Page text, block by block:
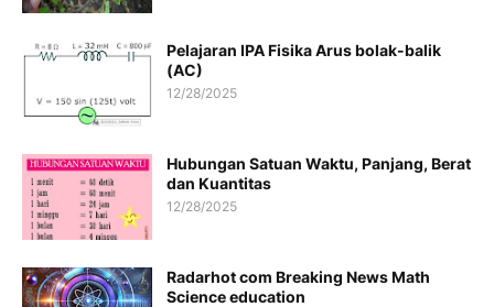
Pelajaran IPA Fisika Arus bolak-balik
(AC)
12/28/2025
Hubungan Satuan Waktu, Panjang, Berat
dan Kuantitas
12/28/2025
Radarhot com Breaking News Math
Science education